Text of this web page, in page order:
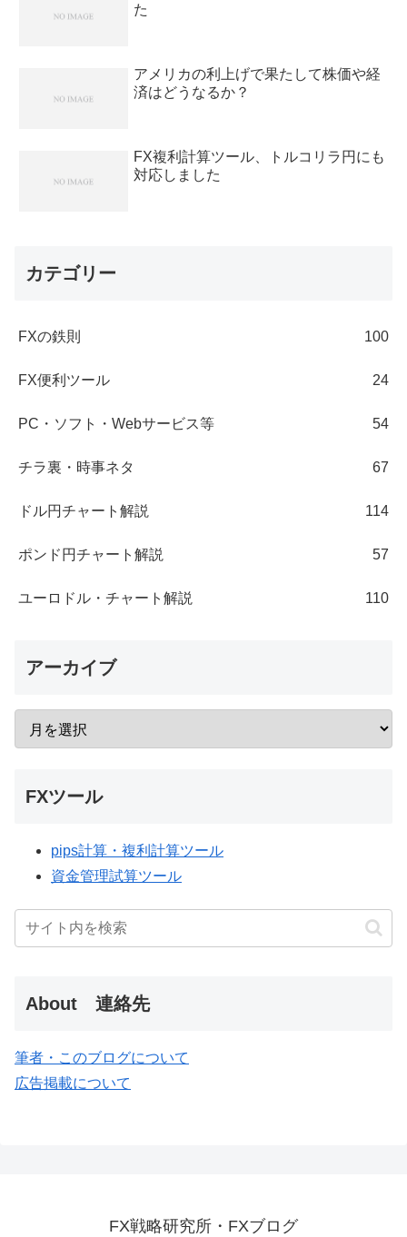
た
アメリカの利上げで果たして株価や経
済はどうなるか？
FX複利計算ツール、トルコリラ円にも
対応しました
カテゴリー
FXの鉄則 100
FX便利ツール 24
PC・ソフト・Webサービス等 54
チラ裏・時事ネタ 67
ドル円チャート解説 114
ポンド円チャート解説 57
ユーロドル・チャート解説 110
アーカイブ
FXツール
pips計算・複利計算ツール
資金管理試算ツール
About 連絡先
筆者・このブログについて
広告掲載について
FX戦略研究所・FXブログ